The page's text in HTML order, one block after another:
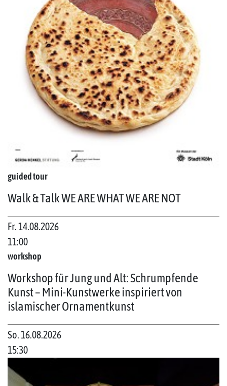
guided tour
Walk & Talk WE ARE WHAT WE ARE NOT
Fr. 14.08.2026
11:00
workshop
Workshop für Jung und Alt: Schrumpfende
Kunst – Mini-Kunstwerke inspiriert von
islamischer Ornamentkunst
So. 16.08.2026
15:30